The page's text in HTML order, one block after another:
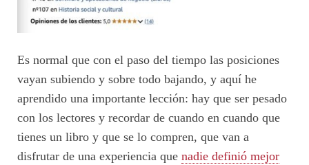
Es normal que con el paso del tiempo las posiciones
vayan subiendo y sobre todo bajando, y aquí he
aprendido una importante lección: hay que ser pesado
con los lectores y recordar de cuando en cuando que
tienes un libro y que se lo compren, que van a
disfrutar de una experiencia que nadie definió mejor